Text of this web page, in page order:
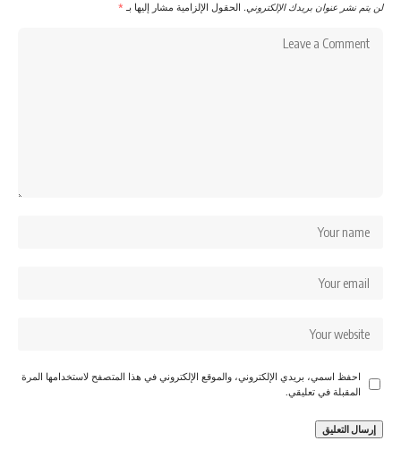
لن يتم نشر عنوان بريدك الإلكتروني. الحقول الإلزامية مشار إليها بـ *
احفظ اسمي، بريدي الإلكتروني، والموقع الإلكتروني في هذا المتصفح لاستخدامها المرة
المقبلة في تعليقي.